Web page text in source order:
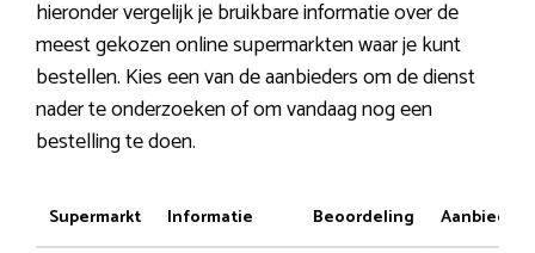
hieronder vergelijk je bruikbare informatie over de
meest gekozen online supermarkten waar je kunt
bestellen. Kies een van de aanbieders om de dienst
nader te onderzoeken of om vandaag nog een
bestelling te doen.
Supermarkt Informatie Beoordeling